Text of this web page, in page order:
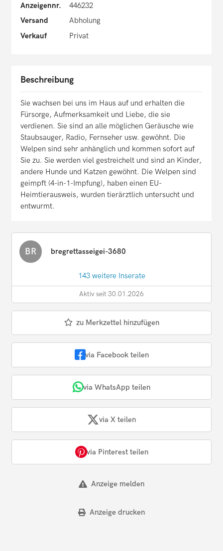
Anzeigennr.
446232
Versand
Abholung
Verkauf
Privat
Beschreibung
Sie wachsen bei uns im Haus auf und erhalten die
Fürsorge, Aufmerksamkeit und Liebe, die sie
verdienen. Sie sind an alle möglichen Geräusche wie
Staubsauger, Radio, Fernseher usw. gewöhnt. Die
Welpen sind sehr anhänglich und kommen sofort auf
Sie zu. Sie werden viel gestreichelt und sind an Kinder,
andere Hunde und Katzen gewöhnt. Die Welpen sind
geimpft (4-in-1-Impfung), haben einen EU-
Heimtierausweis, wurden tierärztlich untersucht und
entwurmt.
BR bregrettasseigei-3680
143 weitere Inserate
Aktiv seit 30.01.2026
zu Merkzettel hinzufügen
via Facebook teilen
via WhatsApp teilen
via X teilen
via Pinterest teilen
Anzeige melden
Anzeige drucken